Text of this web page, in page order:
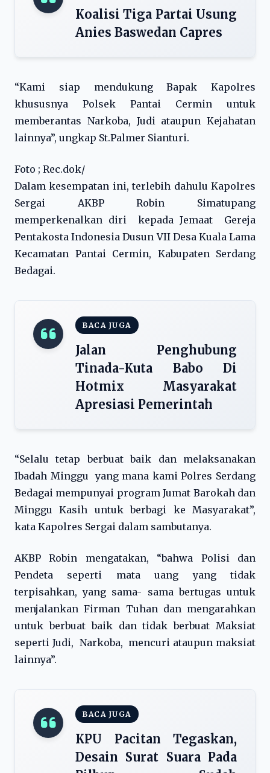
Koalisi Tiga Partai Usung
Anies Baswedan Capres
“Kami siap mendukung Bapak Kapolres
khususnya Polsek Pantai Cermin untuk
memberantas Narkoba, Judi ataupun Kejahatan
lainnya”, ungkap St.Palmer Sianturi.
Foto ; Rec.dok/
Dalam kesempatan ini, terlebih dahulu Kapolres
Sergai AKBP Robin Simatupang
memperkenalkan diri kepada Jemaat Gereja
Pentakosta Indonesia Dusun VII Desa Kuala Lama
Kecamatan Pantai Cermin, Kabupaten Serdang
Bedagai.
BACA JUGA
Jalan Penghubung
Tinada-Kuta Babo Di
Hotmix Masyarakat
Apresiasi Pemerintah
“Selalu tetap berbuat baik dan melaksanakan
Ibadah Minggu yang mana kami Polres Serdang
Bedagai mempunyai program Jumat Barokah dan
Minggu Kasih untuk berbagi ke Masyarakat”,
kata Kapolres Sergai dalam sambutanya.
AKBP Robin mengatakan, “bahwa Polisi dan
Pendeta seperti mata uang yang tidak
terpisahkan, yang sama- sama bertugas untuk
menjalankan Firman Tuhan dan mengarahkan
untuk berbuat baik dan tidak berbuat Maksiat
seperti Judi, Narkoba, mencuri ataupun maksiat
lainnya”.
BACA JUGA
KPU Pacitan Tegaskan,
Desain Surat Suara Pada